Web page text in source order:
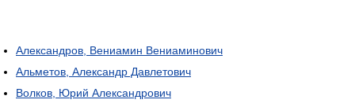
Александров, Вениамин Вениаминович
Альметов, Александр Давлетович
Волков, Юрий Александрович